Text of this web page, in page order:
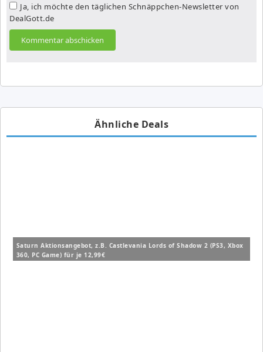
Ja, ich möchte den täglichen Schnäppchen-Newsletter von
DealGott.de
Ähnliche Deals
Saturn Aktionsangebot, z.B. Castlevania Lords of Shadow 2 (PS3, Xbox
360, PC Game) für je 12,99€